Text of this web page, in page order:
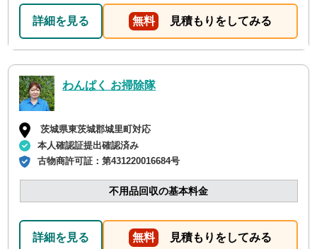
詳細を見る 無料 見積もりをしてみる
わんぱく お掃除隊
茨城県東茨城郡城里町対応
本人確認証提出確認済み
古物商許可証：第431220016684号
不用品回収の基本料金
詳細を見る 無料 見積もりをしてみる